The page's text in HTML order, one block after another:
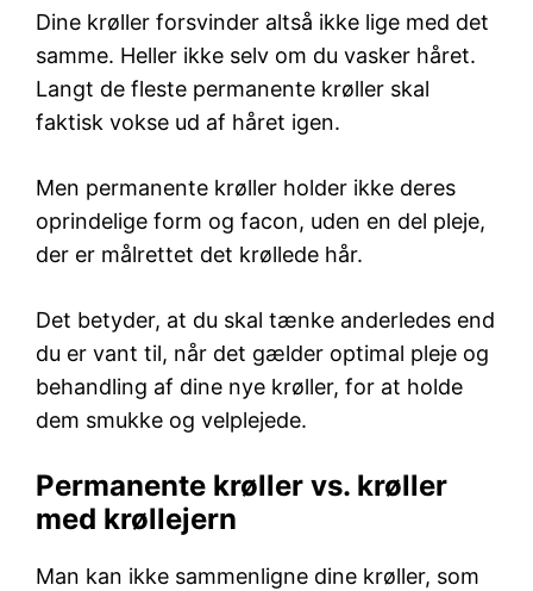
Dine krøller forsvinder altså ikke lige med det
samme. Heller ikke selv om du vasker håret.
Langt de fleste permanente krøller skal
faktisk vokse ud af håret igen.
Men permanente krøller holder ikke deres
oprindelige form og facon, uden en del pleje,
der er målrettet det krøllede hår.
Det betyder, at du skal tænke anderledes end
du er vant til, når det gælder optimal pleje og
behandling af dine nye krøller, for at holde
dem smukke og velplejede.
Permanente krøller vs. krøller
med krøllejern
Man kan ikke sammenligne dine krøller, som